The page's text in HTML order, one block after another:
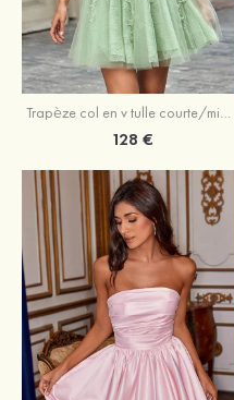
Trapèze col en v tulle courte/mini robe de fête de la rentrée avec perles
128 €